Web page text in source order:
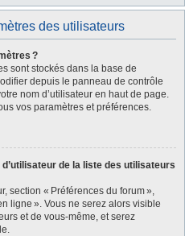
des utilisateurs
?
sont stockés dans la base de
depuis le panneau de contrôle
nom d’utilisateur en haut de page.
vos paramètres et préférences.
de la liste des utilisateurs
section « Préférences du forum »,
ligne ». Vous ne serez alors visible
et de vous-même, et serez